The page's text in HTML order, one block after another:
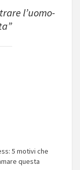
l’uomo-
5 motivi che
questa